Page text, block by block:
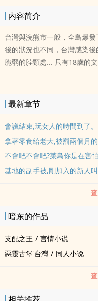
内容简介
台灣與浣熊市一般，全島爆
後的狀況也不同，台灣感染
脆弱的脖頸處... 只有18歲的
麼在這個被國際放棄的孤島
STARS小隊不久的吉兒、知
與雪莉，又會跟主角擦出什麼
最新章节
會議結束,玩女人的時間到了。
拿著零食給老大,被罰兩個月
不會吧不會吧?菜鳥你是在害
基地的副手被,剛加入的新人
暗东的作品
支配之王 / 言情小说
惡靈古堡˙台灣 / 同人小说